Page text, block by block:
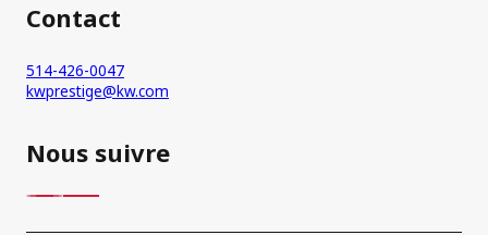
Contact
514-426-0047
kwprestige@kw.com
Nous suivre